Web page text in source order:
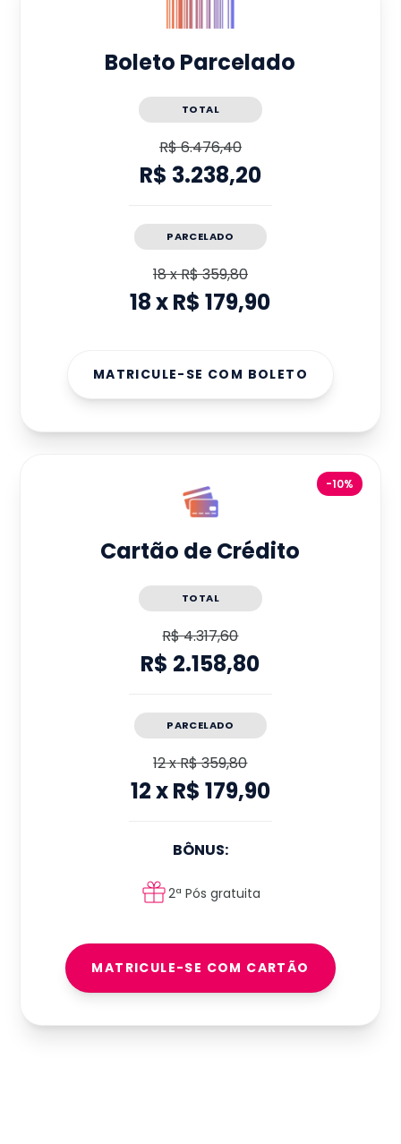
Boleto Parcelado
TOTAL
R$ 6.476,40
R$ 3.238,20
PARCELADO
18xR$ 359,80
18xR$ 179,90
MATRICULE-SE COM BOLETO
-10%
Cartão de Crédito
TOTAL
R$ 4.317,60
R$ 2.158,80
PARCELADO
12xR$ 359,80
12xR$ 179,90
BÔNUS:
2ª Pós gratuita
MATRICULE-SE COM CARTÃO